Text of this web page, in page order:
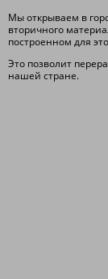
Мы открываем в
вторичного
построенном для
Это позволит
нашей стране.